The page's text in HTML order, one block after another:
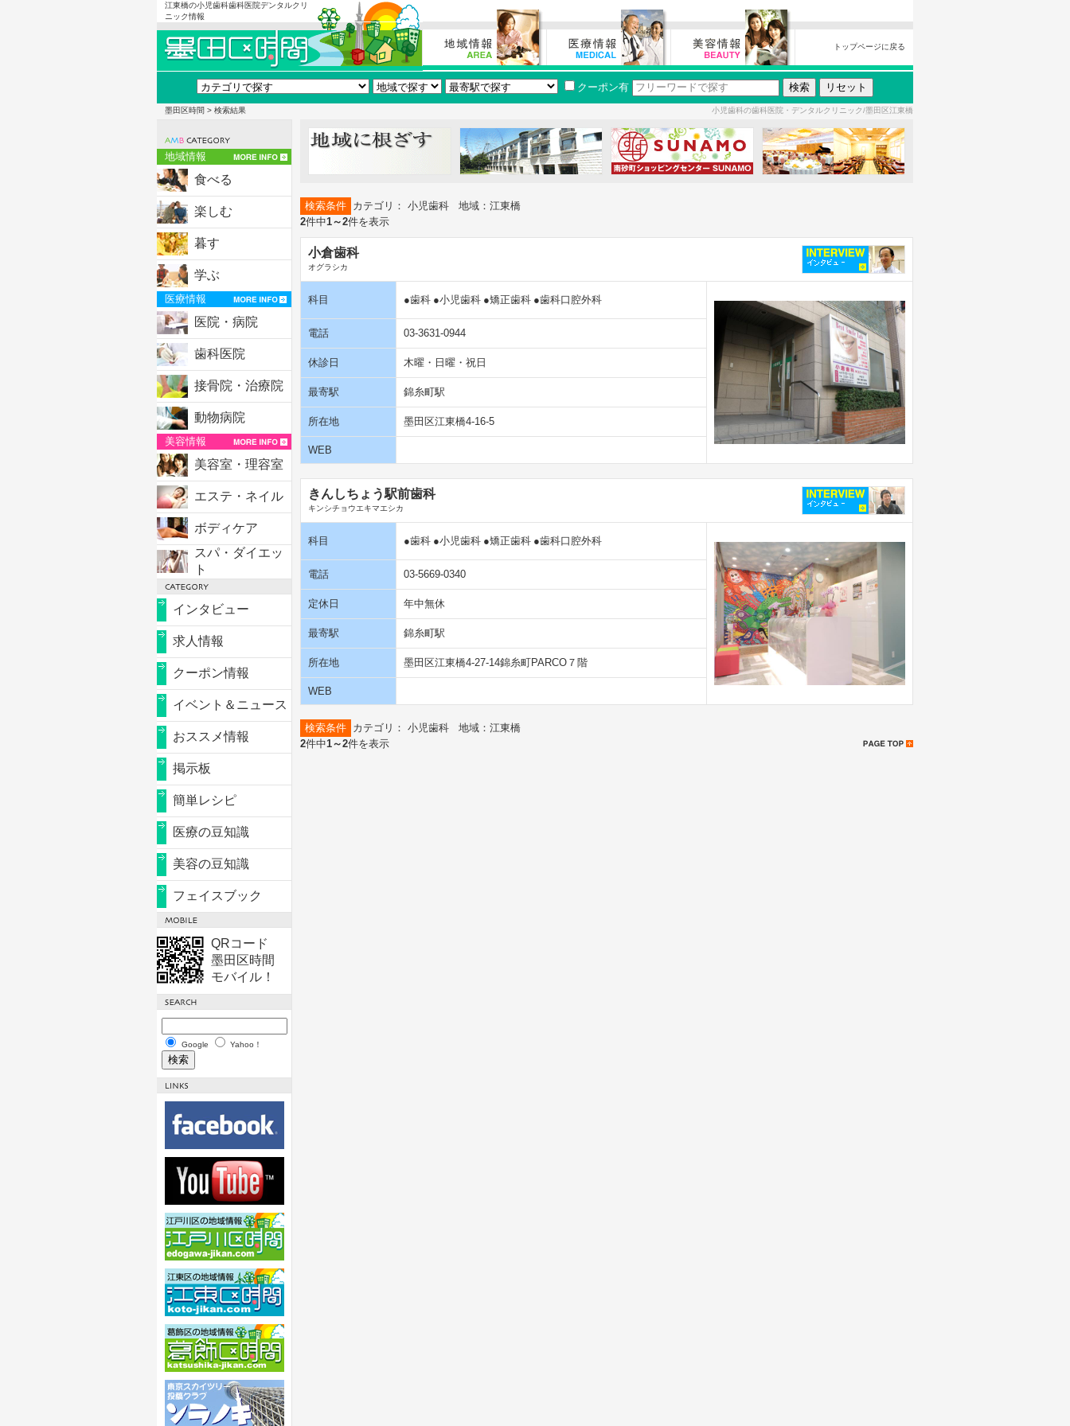
江東橋の小児歯科歯科医院デンタルクリ
ニック情報
トップページに戻る
クーポン有
墨田区時間 > 検索結果 小児歯科の歯科医院・デンタルクリニック/墨田区江東橋
地域情報
食べる
楽しむ
暮す
学ぶ
医療情報
医院・病院
歯科医院
接骨院・治療院
動物病院
美容情報
美容室・理容室
エステ・ネイル
ボディケア
スパ・ダイエッ
ト
インタビュー
求人情報
クーポン情報
イベント＆ニュース
おススメ情報
掲示板
簡単レシピ
医療の豆知識
美容の豆知識
フェイスブック
QRコード
墨田区時間
モバイル！
Google Yahoo！
検索条件 カテゴリ： 小児歯科 地域：江東橋
2件中1～2件を表示
小倉歯科
オグラシカ
科目 ●歯科 ●小児歯科 ●矯正歯科 ●歯科口腔外科
電話 03-3631-0944
休診日 木曜・日曜・祝日
最寄駅 錦糸町駅
所在地 墨田区江東橋4-16-5
WEB
きんしちょう駅前歯科
キンシチョウエキマエシカ
科目 ●歯科 ●小児歯科 ●矯正歯科 ●歯科口腔外科
電話 03-5669-0340
定休日 年中無休
最寄駅 錦糸町駅
所在地 墨田区江東橋4-27-14錦糸町PARCO７階
WEB
検索条件 カテゴリ： 小児歯科 地域：江東橋
2件中1～2件を表示